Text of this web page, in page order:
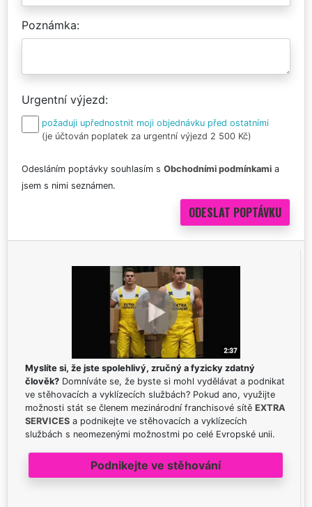
Poznámka
Urgentní výjezd
požaduji upřednostnit moji objednávku před ostatními
(je účtován poplatek za urgentní výjezd 2 500 Kč)
Odesláním poptávky souhlasím s Obchodními podmínkami a
jsem s nimi seznámen.
Myslíte si, že jste spolehlivý, zručný a fyzicky zdatný
člověk? Domníváte se, že byste si mohl vydělávat a podnikat
ve stěhovacích a vyklízecích službách? Pokud ano, využijte
možnosti stát se členem mezinárodní franchisové sítě EXTRA
SERVICES a podnikejte ve stěhovacích a vyklízecích
službách s neomezenými možnostmi po celé Evropské unii.
Podnikejte ve stěhování